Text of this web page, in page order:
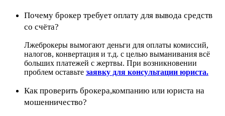
Почему брокер требует оплату для вывода средств
со счёта?
Лжеброкеры вымогают деньги для оплаты комиссий,
налогов, конвертация и т.д. с целью выманивания всё
больших платежей с жертвы. При возникновении
проблем оставьте заявку для консультации юриста.
Как проверить брокера,компанию или юриста на
мошенничество?